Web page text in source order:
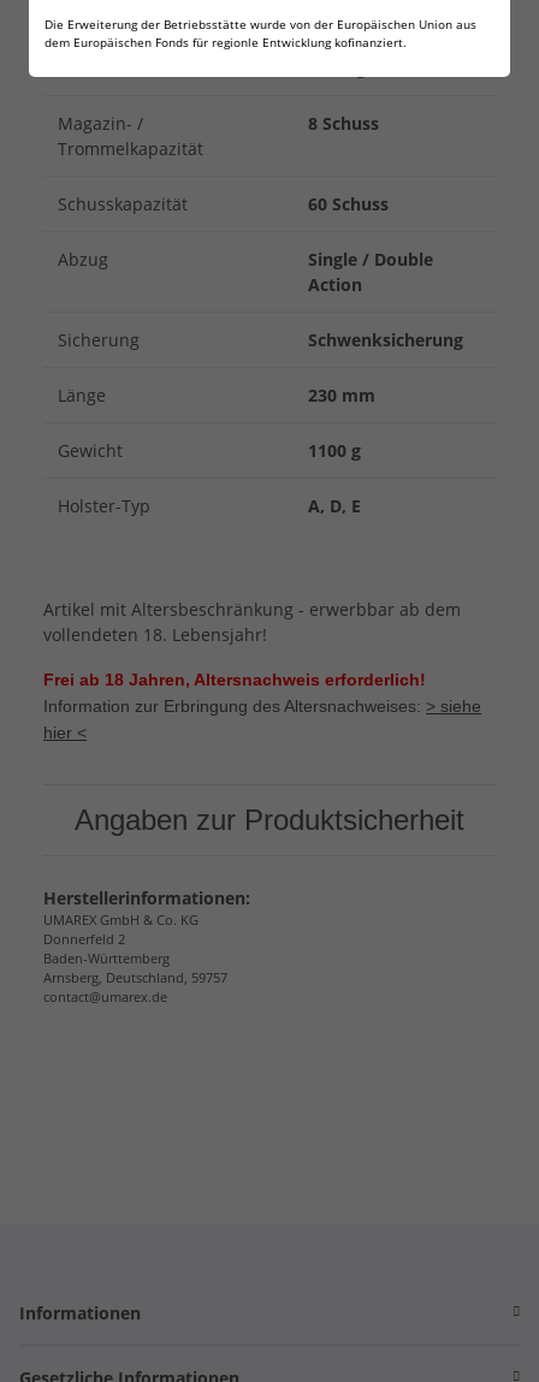
Die Erweiterung der Betriebsstätte wurde von der Europäischen Union aus
dem Europäischen Fonds für regionle Entwicklung kofinanziert.
Magazin- /
Trommelkapazität
8 Schuss
Schusskapazität 60 Schuss
Abzug
Single / Double
Action
Sicherung Schwenksicherung
Länge 230 mm
Gewicht 1100 g
Holster-Typ A, D, E
Artikel mit Altersbeschränkung - erwerbbar ab dem
vollendeten 18. Lebensjahr!
Frei ab 18 Jahren, Altersnachweis erforderlich!
Information zur Erbringung des Altersnachweises: > siehe
hier <
Angaben zur Produktsicherheit
Herstellerinformationen:
UMAREX GmbH & Co. KG
Donnerfeld 2
Baden-Württemberg
Arnsberg, Deutschland, 59757
contact@umarex.de
Informationen